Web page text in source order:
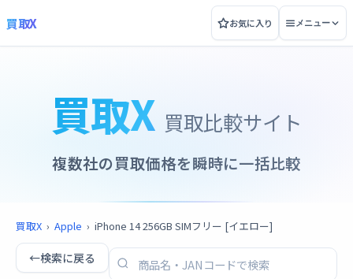
買取X お気に入り メニュー
買取X 買取比較サイト
複数社の買取価格を瞬時に一括比較
買取X › Apple › iPhone 14 256GB SIMフリー [イエロー]
←検索に戻る